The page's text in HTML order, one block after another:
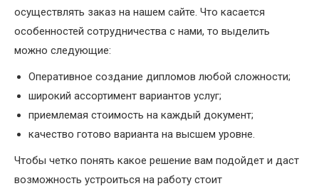
осуществлять заказ на нашем сайте. Что касается
особенностей сотрудничества с нами, то выделить
можно следующие:
Оперативное создание дипломов любой сложности;
широкий ассортимент вариантов услуг;
приемлемая стоимость на каждый документ;
качество готово варианта на высшем уровне.
Чтобы четко понять какое решение вам подойдет и даст
возможность устроиться на работу стоит